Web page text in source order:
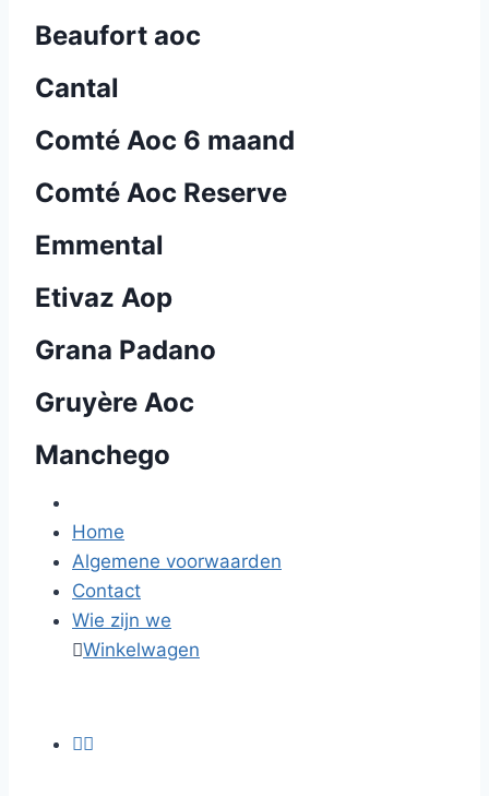
Beaufort aoc
Cantal
Comté Aoc 6 maand
Comté Aoc Reserve
Emmental
Etivaz Aop
Grana Padano
Gruyère Aoc
Manchego
Home
Algemene voorwaarden
Contact
Wie zijn we
Winkelwagen
